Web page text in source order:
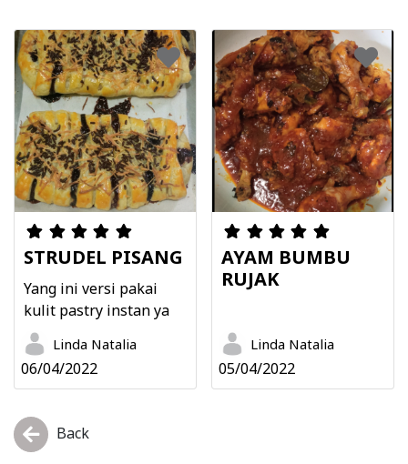
STRUDEL PISANG
Yang ini versi pakai
kulit pastry instan ya
Linda Natalia
06/04/2022
AYAM BUMBU
RUJAK
Linda Natalia
05/04/2022
Back